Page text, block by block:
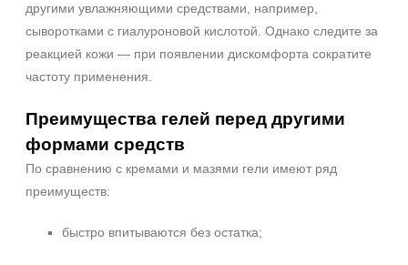
другими увлажняющими средствами, например,
сыворотками с гиалуроновой кислотой. Однако следите за
реакцией кожи — при появлении дискомфорта сократите
частоту применения.
Преимущества гелей перед другими
формами средств
По сравнению с кремами и мазями гели имеют ряд
преимуществ:
быстро впитываются без остатка;